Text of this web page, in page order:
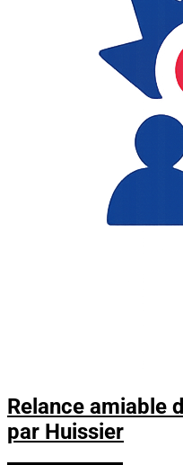
Relance amiable
par Huissier